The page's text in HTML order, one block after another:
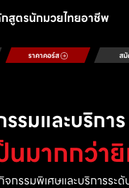
สูตรนักมวยไทยอาชีพ
ราคาคอร์ส สมั
รมและบริการ
ป็นมากกว่า
จกรรมพิเศษและบริการระ